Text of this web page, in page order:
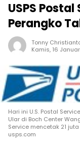
USPS
Perangko
Tonny
Kamis, 16
Hari ini U.S. Postal
Ular di Boch Center
Service mencetak 21
usps.com